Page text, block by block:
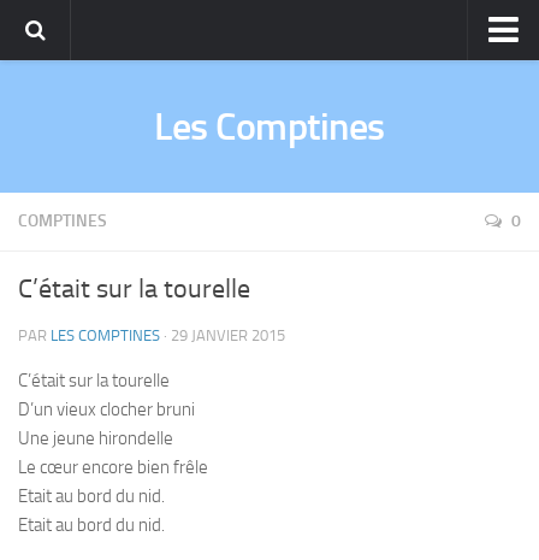
Fables de La Fontaine
Les Comptines
COMPTINES 0
C’était sur la tourelle
PAR LES COMPTINES · 29 JANVIER 2015
C’était sur la tourelle
D’un vieux clocher bruni
Une jeune hirondelle
Le cœur encore bien frêle
Etait au bord du nid.
Etait au bord du nid.